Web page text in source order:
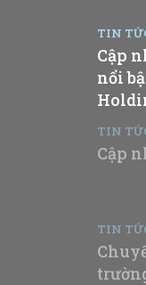
TIN
Cập
nổi
TIN
Cập
TIN